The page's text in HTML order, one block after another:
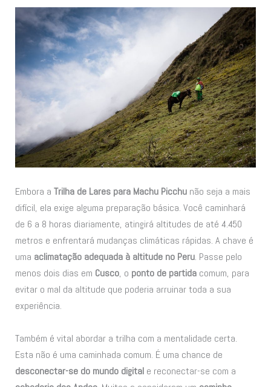
Embora aTrilha de Lares para Machu Picchu não seja a mais
difícil, ela exige alguma preparação básica. Você caminhará
de 6 a 8 horas diariamente, atingirá altitudes de até 4.450
metros e enfrentará mudanças climáticas rápidas. A chave é
uma aclimatação adequada à altitude no Peru. Passe pelo
menos dois dias em Cusco, o ponto de partida comum, para
evitar o mal da altitude que poderia arruinar toda a sua
experiência.
Também é vital abordar a trilha com a mentalidade certa.
Esta não é uma caminhada comum. É uma chance de
desconectar-se do mundo digital e reconectar-se com a